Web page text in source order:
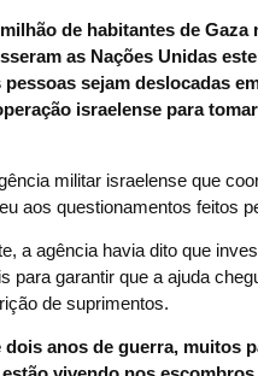
de habitantes de Gaza
as Nações Unidas
pessoas sejam deslocadas
israelense para
militar israelense que
aos questionamentos feitos
a agência havia dito que
para garantir que a ajuda
de suprimentos.
dois anos de guerra, muitos